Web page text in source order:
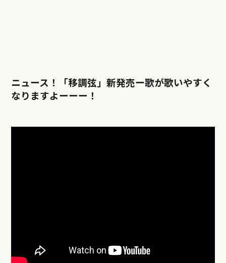
ニュース！「移調弦」新発売ー歌が歌いやすく
なりますよーーー！